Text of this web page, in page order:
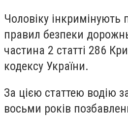
Чоловіку інкримінують
правил безпеки
частина 2 статті 286
кодексу України.
За цією статтею водію
восьми років